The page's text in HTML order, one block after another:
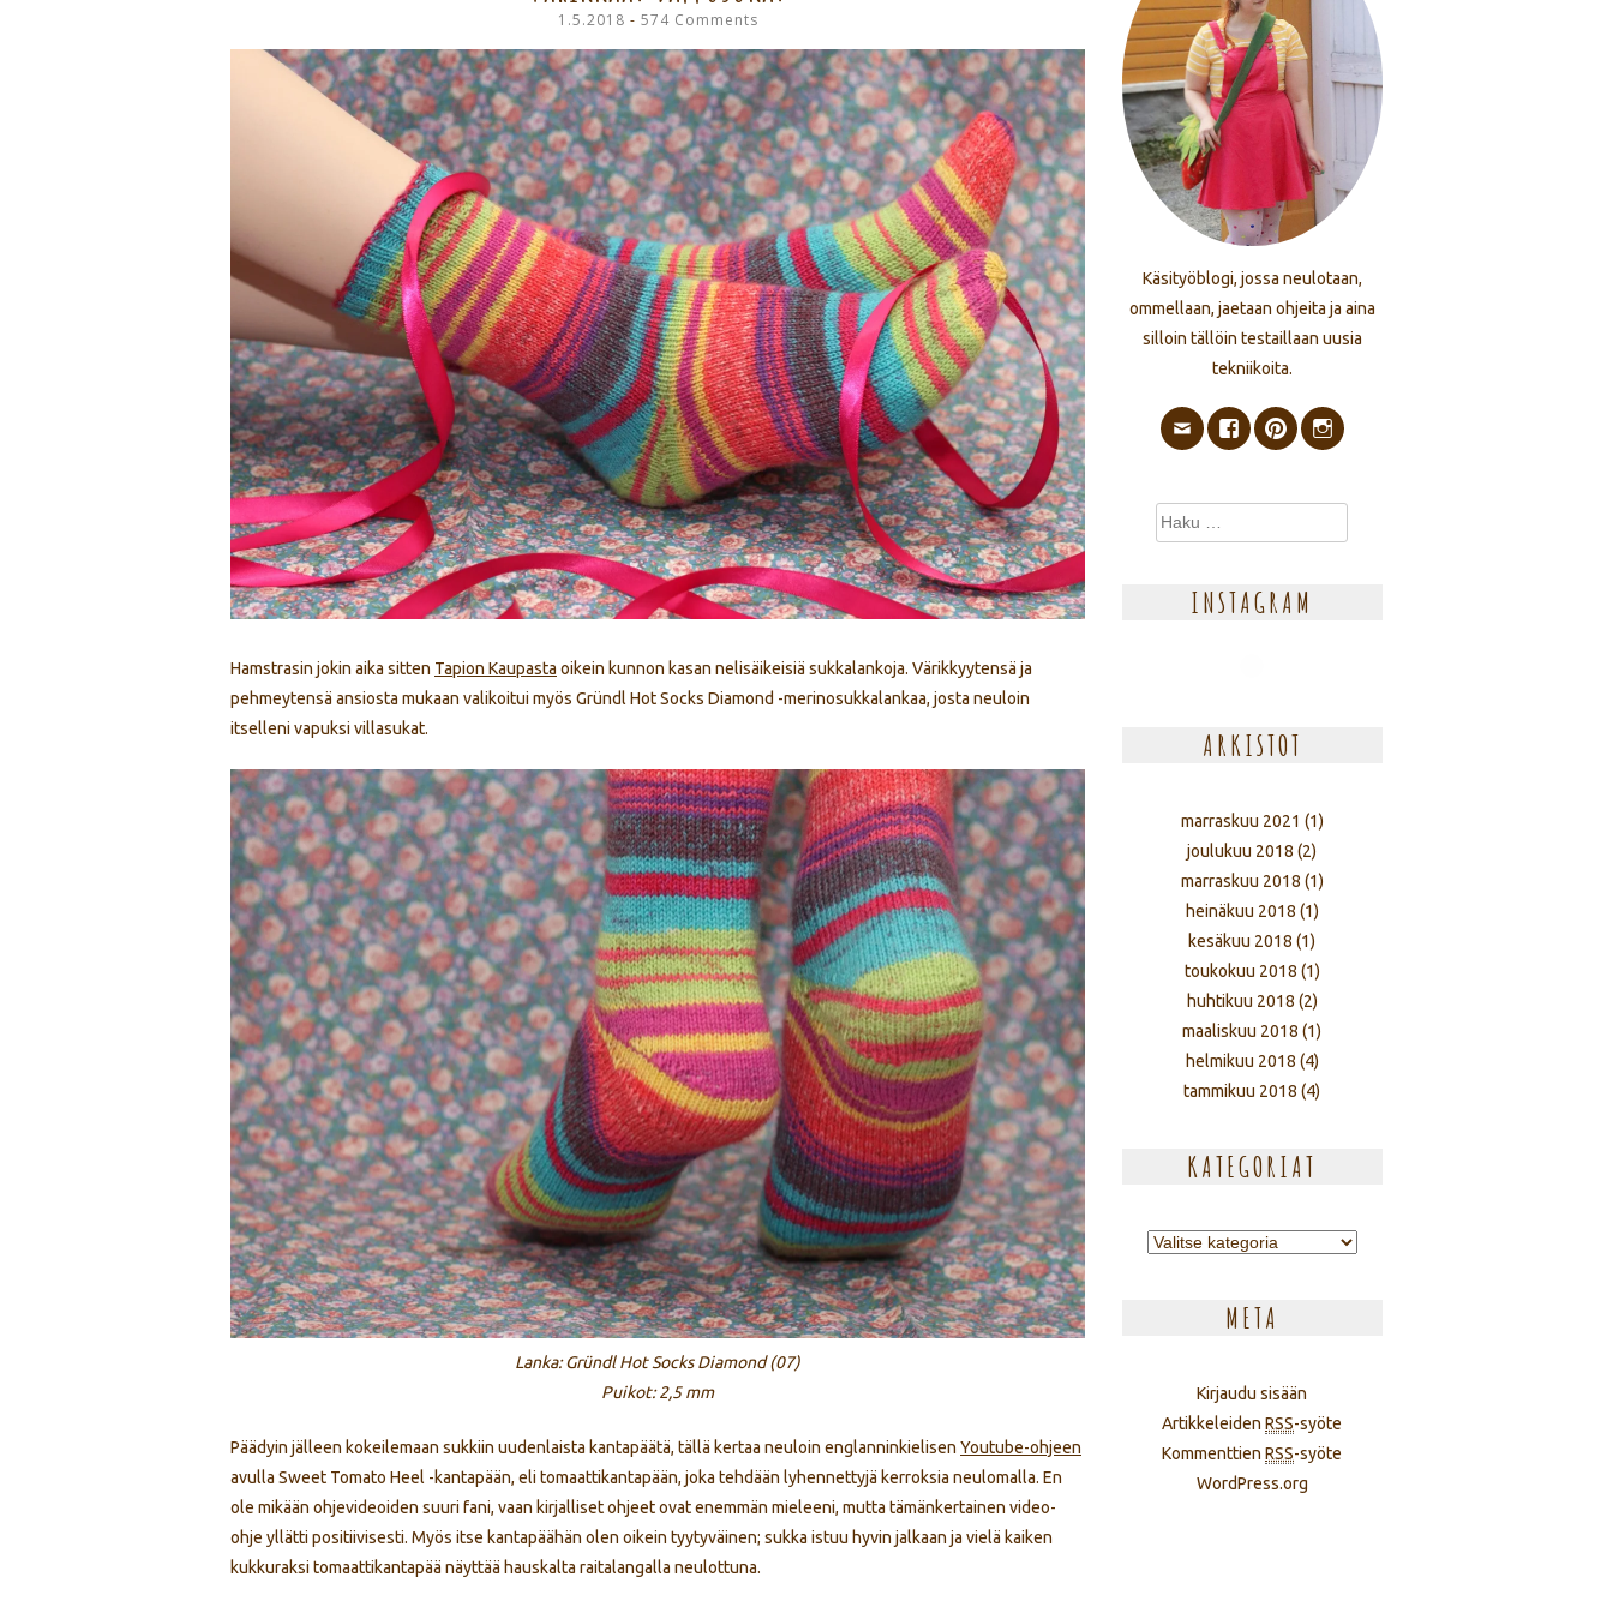
1.5.2018 574 Comments
Hamstrasin jokin aika sitten Tapion Kaupasta oikein kunnon kasan nelisäikeisiä sukkalankoja. Värikkyytensä ja
pehmeytensä ansiosta mukaan valikoitui myös Gründl Hot Socks Diamond -merinosukkalankaa, josta neuloin
itselleni vapuksi villasukat.
Lanka: Gründl Hot Socks Diamond (07)
Puikot: 2,5 mm
Päädyin jälleen kokeilemaan sukkiin uudenlaista kantapäätä, tällä kertaa neuloin englanninkielisen Youtube-ohjeen
avulla Sweet Tomato Heel -kantapään, eli tomaattikantapään, joka tehdään lyhennettyjä kerroksia neulomalla. En
ole mikään ohjevideoiden suuri fani, vaan kirjalliset ohjeet ovat enemmän mieleeni, mutta tämänkertainen video-
ohje yllätti positiivisesti. Myös itse kantapäähän olen oikein tyytyväinen; sukka istuu hyvin jalkaan ja vielä kaiken
kukkuraksi tomaattikantapää näyttää hauskalta raitalangalla neulottuna.
Käsityöblogi, jossa neulotaan,
ommellaan, jaetaan ohjeita ja aina
silloin tällöin testaillaan uusia
tekniikoita.
Haku:
INSTAGRAM
ARKISTOT
marraskuu 2021 (1)
joulukuu 2018 (2)
marraskuu 2018 (1)
heinäkuu 2018 (1)
kesäkuu 2018 (1)
toukokuu 2018 (1)
huhtikuu 2018 (2)
maaliskuu 2018 (1)
helmikuu 2018 (4)
tammikuu 2018 (4)
KATEGORIAT
Kategoriat
META
Kirjaudu sisään
ArtikkeleidenRSS-syöte
KommenttienRSS-syöte
WordPress.org